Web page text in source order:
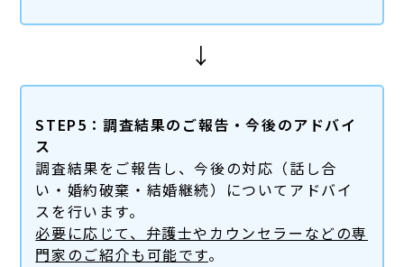
↓
STEP5：調査結果のご報告・今後のアドバイ
ス
調査結果をご報告し、今後の対応（話し合
い・婚約破棄・結婚継続）についてアドバイ
スを行います。
必要に応じて、弁護士やカウンセラーなどの専
門家のご紹介も可能です。